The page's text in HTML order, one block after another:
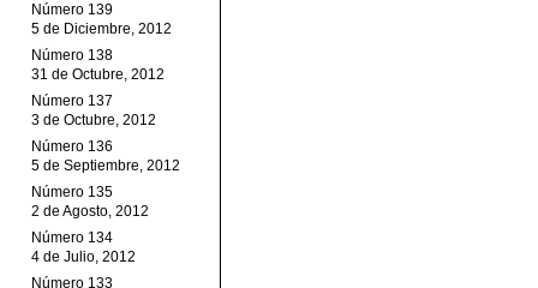
Número 139
5 de Diciembre, 2012
Número 138
31 de Octubre, 2012
Número 137
3 de Octubre, 2012
Número 136
5 de Septiembre, 2012
Número 135
2 de Agosto, 2012
Número 134
4 de Julio, 2012
Número 133